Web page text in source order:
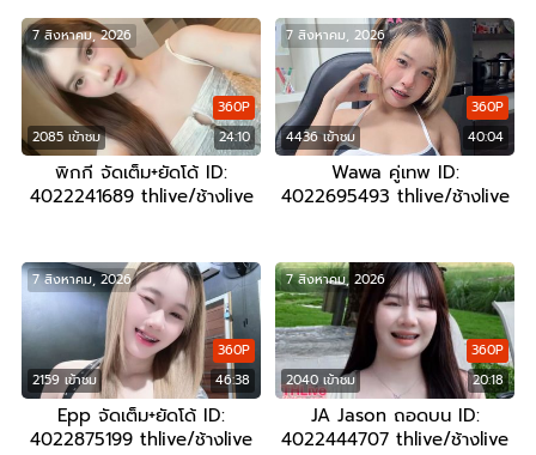
2085 เข้าชม 24:10
360P
7 สิงหาคม, 2026
พิกกี จัดเต็ม+ยัดโด้ ID:
4022241689 thlive/ช้างlive
4436 เข้าชม 40:04
360P
7 สิงหาคม, 2026
Wawa คู่เทพ ID:
4022695493 thlive/ช้างlive
2159 เข้าชม 46:38
360P
7 สิงหาคม, 2026
Epp จัดเต็ม+ยัดโด้ ID:
4022875199 thlive/ช้างlive
2040 เข้าชม 20:18
360P
7 สิงหาคม, 2026
JA Jason ถอดบน ID:
4022444707 thlive/ช้างlive